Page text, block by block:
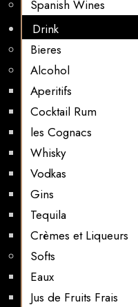
Spanish Wines
Drink
Bieres
Alcohol
Aperitifs
Cocktail Rum
les Cognacs
Whisky
Vodkas
Gins
Tequila
Crèmes et Liqueurs
Softs
Eaux
Jus de Fruits Frais